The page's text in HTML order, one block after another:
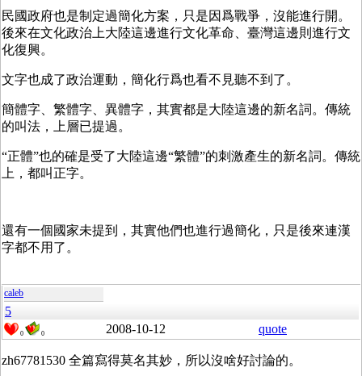
民國政府也是制定過簡化方案，只是因爲戰爭，沒能進行開。
後來在文化政治上大陸這邊進行文化革命、臺灣這邊則進行文
化復興。
文字也成了政治運動，簡化行爲也看不見聽不到了。
簡體字、繁體字、異體字，其實都是大陸這邊的新名詞。傳統
的叫法，上層已提過。
“正體”也的確是受了大陸這邊“繁體”的刺激產生的新名詞。傳統
上，都叫正字。
還有一個國家未提到，其實他們也進行過簡化，只是後來連漢
字都不用了。
caleb
5
0 0 2008-10-12 quote
zh67781530 全篇寫得莫名其妙，所以沒啥好討論的。